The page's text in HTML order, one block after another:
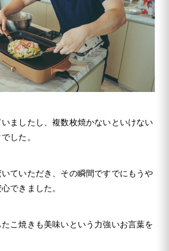
ましたし、複数枚焼かないといけない
した。
ていただき、その瞬間ですでにもうや
できました。
こ焼きも美味いという力強いお言葉を